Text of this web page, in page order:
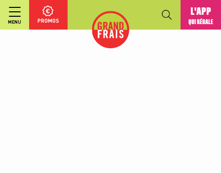
MENU PROMOS
L'APP
QUI RÉGALE